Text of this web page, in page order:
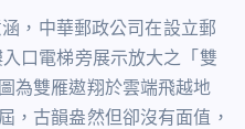
，中華郵政公司在設立郵
口電梯旁展示放大之「雙
為雙雁遨翔於雲端飛越地
，古韻盎然但卻沒有面值，